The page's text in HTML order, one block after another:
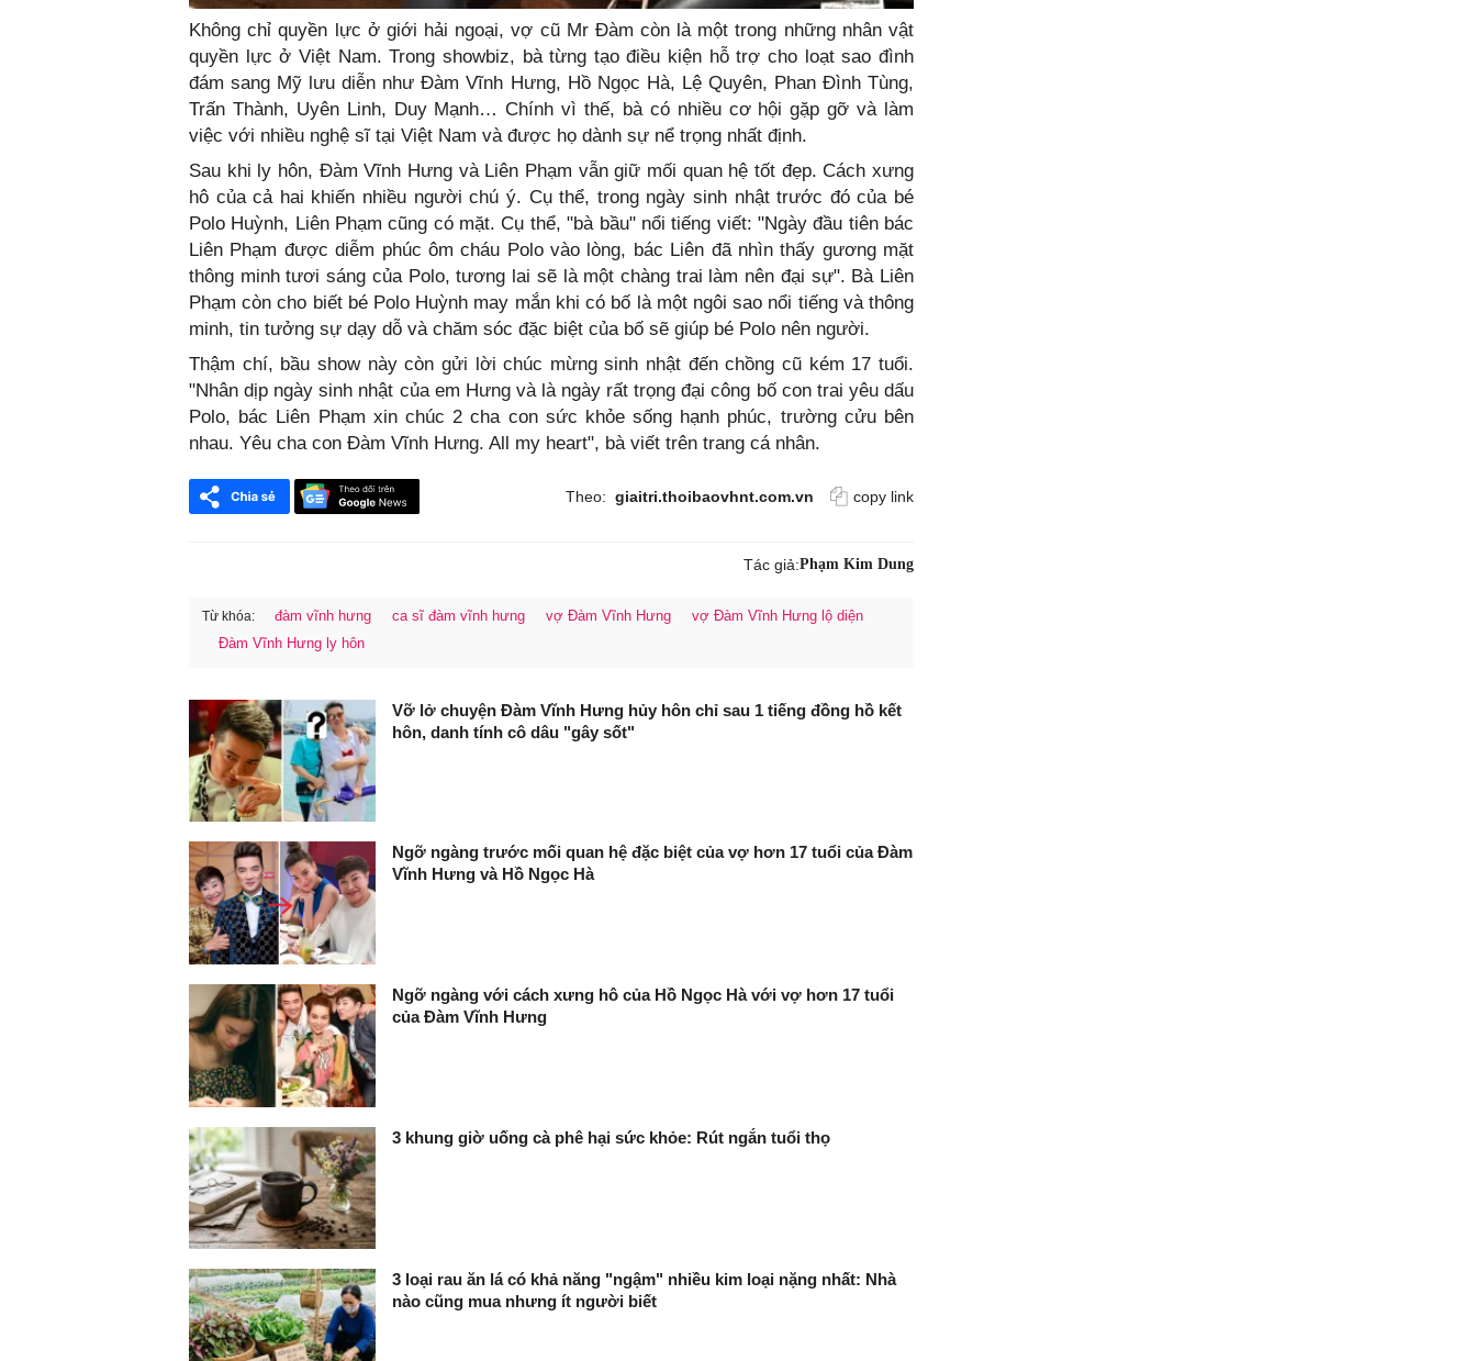
Không chỉ quyền lực ở giới hải ngoại, vợ cũ Mr Đàm còn là một trong những nhân vật
quyền lực ở Việt Nam. Trong showbiz, bà từng tạo điều kiện hỗ trợ cho loạt sao đình
đám sang Mỹ lưu diễn như Đàm Vĩnh Hưng, Hồ Ngọc Hà, Lệ Quyên, Phan Đình Tùng,
Trấn Thành, Uyên Linh, Duy Mạnh… Chính vì thế, bà có nhiều cơ hội gặp gỡ và làm
việc với nhiều nghệ sĩ tại Việt Nam và được họ dành sự nể trọng nhất định.
Sau khi ly hôn, Đàm Vĩnh Hưng và Liên Phạm vẫn giữ mối quan hệ tốt đẹp. Cách xưng
hô của cả hai khiến nhiều người chú ý. Cụ thể, trong ngày sinh nhật trước đó của bé
Polo Huỳnh, Liên Phạm cũng có mặt. Cụ thể, "bà bầu" nổi tiếng viết: "Ngày đầu tiên bác
Liên Phạm được diễm phúc ôm cháu Polo vào lòng, bác Liên đã nhìn thấy gương mặt
thông minh tươi sáng của Polo, tương lai sẽ là một chàng trai làm nên đại sự". Bà Liên
Phạm còn cho biết bé Polo Huỳnh may mắn khi có bố là một ngôi sao nổi tiếng và thông
minh, tin tưởng sự dạy dỗ và chăm sóc đặc biệt của bố sẽ giúp bé Polo nên người.
Thậm chí, bầu show này còn gửi lời chúc mừng sinh nhật đến chồng cũ kém 17 tuổi.
"Nhân dịp ngày sinh nhật của em Hưng và là ngày rất trọng đại công bố con trai yêu dấu
Polo, bác Liên Phạm xin chúc 2 cha con sức khỏe sống hạnh phúc, trường cửu bên
nhau. Yêu cha con Đàm Vĩnh Hưng. All my heart", bà viết trên trang cá nhân.
FaceBook
Theo: giaitri.thoibaovhnt.com.vn copy link
Tác giả:Phạm Kim Dung
Từ khóa: đàm vĩnh hưng ca sĩ đàm vĩnh hưng vợ Đàm Vĩnh Hưng
vợ Đàm Vĩnh Hưng lộ diện
Đàm Vĩnh Hưng ly hôn
Vỡ lở chuyện Đàm Vĩnh Hưng hủy hôn chỉ sau 1 tiếng đồng hồ kết
hôn, danh tính cô dâu "gây sốt"
Ngỡ ngàng trước mối quan hệ đặc biệt của vợ hơn 17 tuổi của Đàm
Vĩnh Hưng và Hồ Ngọc Hà
Ngỡ ngàng với cách xưng hô của Hồ Ngọc Hà với vợ hơn 17 tuổi
của Đàm Vĩnh Hưng
3 khung giờ uống cà phê hại sức khỏe: Rút ngắn tuổi thọ
3 loại rau ăn lá có khả năng "ngậm" nhiều kim loại nặng nhất: Nhà
nào cũng mua nhưng ít người biết